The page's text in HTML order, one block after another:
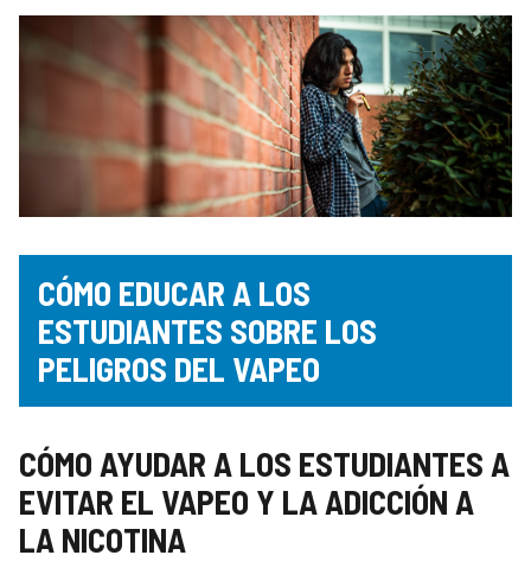
CÓMO EDUCAR A LOS
ESTUDIANTES SOBRE LOS
PELIGROS DEL VAPEO
CÓMO AYUDAR A LOS ESTUDIANTES A
EVITAR EL VAPEO Y LA ADICCIÓN A
LA NICOTINA